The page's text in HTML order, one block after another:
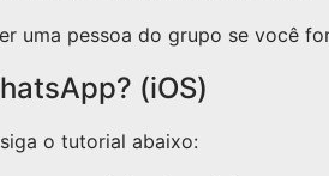
uma pessoa do grupo se você
(iOS)
o tutorial abaixo: